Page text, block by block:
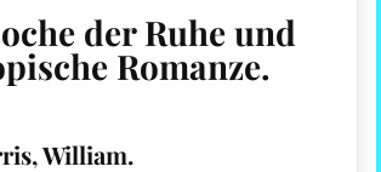
der Ruhe und
Romanze.
William.